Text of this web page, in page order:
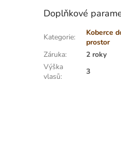
Doplňkové
Kategorie:
Koberce
prostor
Záruka:
2 roky
Výška
vlasů:
3